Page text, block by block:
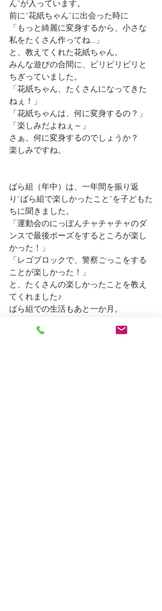
ん”が入っています。
前に“花紙ちゃん”に出会った時に
「もっと綺麗に変身するから、小さな
私をたくさん作ってね…」
と、教えてくれた花紙ちゃん。
みんな遊びの合間に、ビリビリビリと
ちぎっていました。
「花紙ちゃん、たくさんになってきた
ねぇ！」
「花紙ちゃんは、何に変身するの？」
「楽しみだよねぇ～」
さぁ、何に変身するのでしょうか？
楽しみですね。
ばら組（年中）は、一年間を振り返
り“ばら組で楽しかったこと”を子どもた
ちに聞きました。
「運動会のにっぽんチャチャチャのダ
ンスで最後ポーズをするところが楽し
かった！」
「レゴブロックで、警察ごっこをする
ことが楽しかった！」
と、たくさんの楽しかったことを教え
てくれました♪
ばら組での生活もあと一か月。